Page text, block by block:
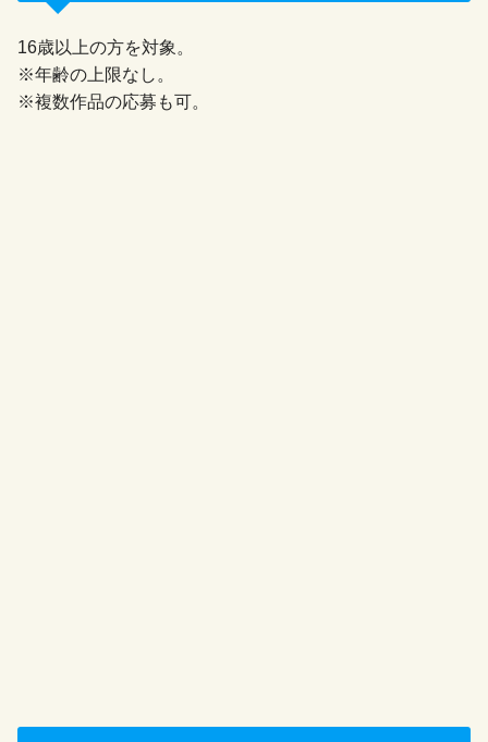
16歳以上の方を対象。
※年齢の上限なし。
※複数作品の応募も可。